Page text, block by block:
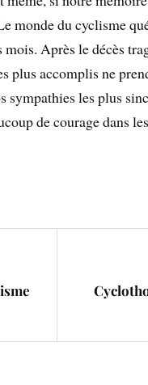
monde du cyclisme
Après le décès
plus accomplis ne
sympathies les plus
de courage dans